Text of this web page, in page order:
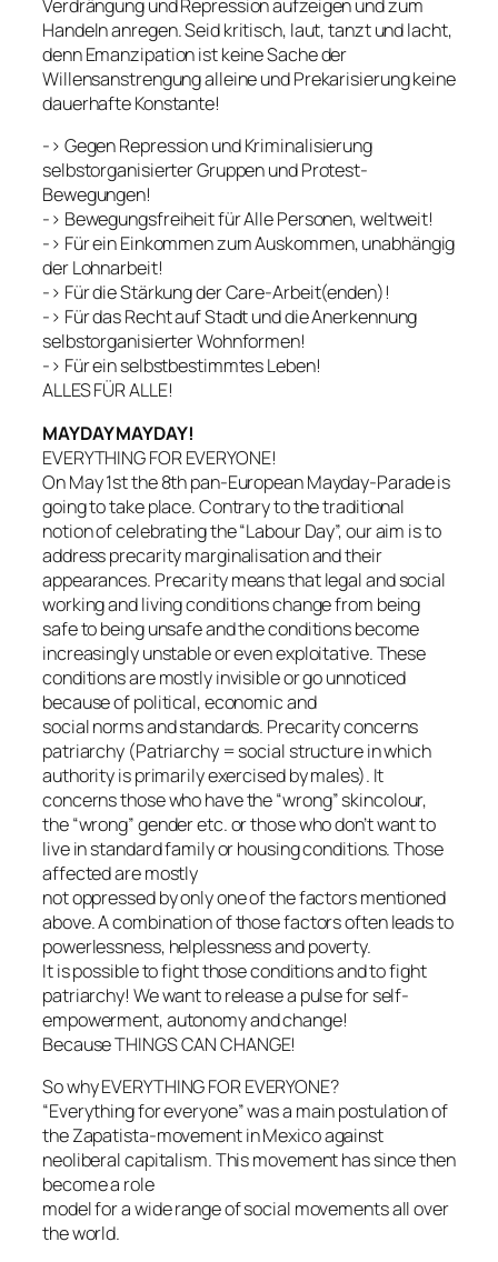
Verdrängung und Repression aufzeigen und zum
Handeln anregen. Seid kritisch, laut, tanzt und lacht,
denn Emanzipation ist keine Sache der
Willensanstrengung alleine und Prekarisierung keine
dauerhafte Konstante!
-> Gegen Repression und Kriminalisierung
selbstorganisierter Gruppen und Protest-
Bewegungen!
-> Bewegungsfreiheit für Alle Personen, weltweit!
-> Für ein Einkommen zum Auskommen, unabhängig
der Lohnarbeit!
-> Für die Stärkung der Care-Arbeit(enden)!
-> Für das Recht auf Stadt und die Anerkennung
selbstorganisierter Wohnformen!
-> Für ein selbstbestimmtes Leben!
ALLES FÜR ALLE!
MAYDAY MAYDAY!
EVERYTHING FOR EVERYONE!
On May 1st the 8th pan-European Mayday-Parade is
going to take place. Contrary to the traditional
notion of celebrating the “Labour Day”, our aim is to
address precarity marginalisation and their
appearances. Precarity means that legal and social
working and living conditions change from being
safe to being unsafe and the conditions become
increasingly unstable or even exploitative. These
conditions are mostly invisible or go unnoticed
because of political, economic and
social norms and standards. Precarity concerns
patriarchy (Patriarchy = social structure in which
authority is primarily exercised by males). It
concerns those who have the “wrong” skincolour,
the “wrong” gender etc. or those who don’t want to
live in standard family or housing conditions. Those
affected are mostly
not oppressed by only one of the factors mentioned
above. A combination of those factors often leads to
powerlessness, helplessness and poverty.
It is possible to fight those conditions and to fight
patriarchy! We want to release a pulse for self-
empowerment, autonomy and change!
Because THINGS CAN CHANGE!
So why EVERYTHING FOR EVERYONE?
“Everything for everyone” was a main postulation of
the Zapatista-movement in Mexico against
neoliberal capitalism. This movement has since then
become a role
model for a wide range of social movements all over
the world.